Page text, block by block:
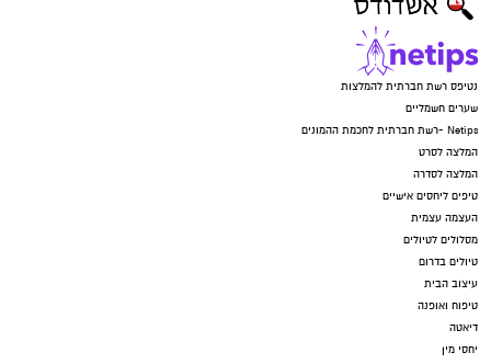
נטיפס רשת חברתית להמלצות
שערים חשמליים
Netips -רשת חברתית לחכמת ההמונים
המלצה לסרט
המלצה לסדרה
טיפים ליחסים אישיים
העצמה עצמית
מסלולים לטיולים
טיולים בדרום
עיצוב הבית
טיפוח ואופנה
דיאטה
יחסי מין